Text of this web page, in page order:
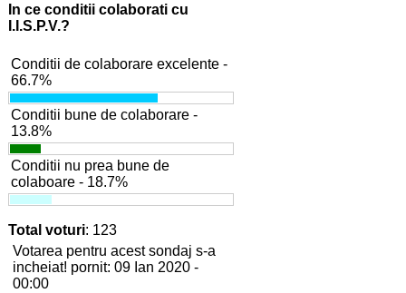
In ce conditii colaborati cu
I.I.S.P.V.?
Conditii de colaborare excelente -
66.7%
Conditii bune de colaborare -
13.8%
Conditii nu prea bune de
colaboare - 18.7%
Total voturi: 123
Votarea pentru acest sondaj s-a
incheiat! pornit: 09 Ian 2020 -
00:00